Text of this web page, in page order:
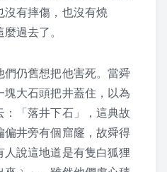
剪影
表
照片
沒有摔傷，也沒有燒
過去了。
仍舊想把他害死。當舜
大石頭把井蓋住，以為
「落井下石」，這典故
井旁有個窟窿，故舜得
說這地道是有隻白狐狸